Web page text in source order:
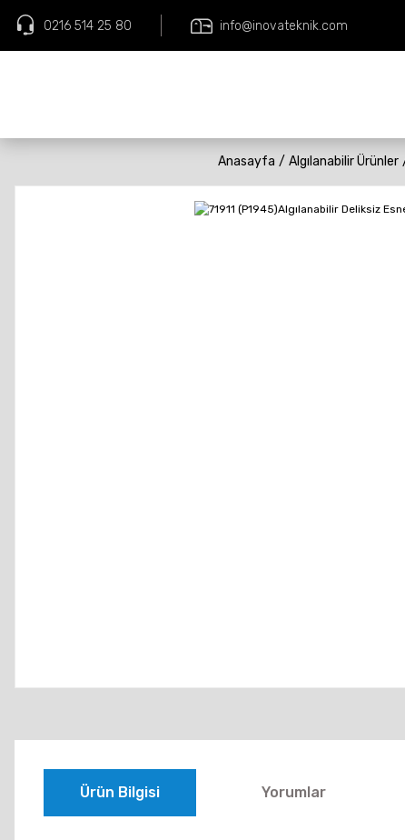
0216 514 25 80 info@inovateknik.com
Anasayfa Algılanabilir Ürünler
Ürün Bilgisi Yorumlar